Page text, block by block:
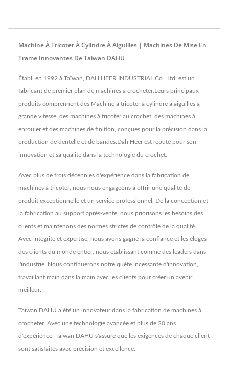
Machine À Tricoter À Cylindre À Aiguilles | Machines De Mise En
Trame Innovantes De Taiwan DAHU
Établi en 1992 à Taïwan, DAH HEER INDUSTRIAL Co., Ltd. est un
fabricant de premier plan de machines à crocheter.Leurs principaux
produits comprennent des Machine à tricoter à cylindre à aiguilles à
grande vitesse, des machines à tricoter au crochet, des machines à
enrouler et des machines de finition, conçues pour la précision dans la
production de dentelle et de bandes.Dah Heer est réputé pour son
innovation et sa qualité dans la technologie du crochet.
Avec plus de trois décennies d'expérience dans la fabrication de
machines à tricoter, nous nous engageons à offrir une qualité de
produit exceptionnelle et un service professionnel. De la conception et
la fabrication au support après-vente, nous priorisons les besoins des
clients et maintenons des normes strictes de contrôle de la qualité.
Avec intégrité et expertise, nous avons gagné la confiance et les éloges
des clients du monde entier, nous établissant comme des leaders dans
l'industrie. Nous continuerons notre quête incessante d'innovation,
travaillant main dans la main avec les clients pour créer un avenir
meilleur.
Taiwan DAHU a été un innovateur dans la fabrication de machines à
crocheter. Avec une technologie avancée et plus de 20 ans
d'expérience, Taiwan DAHU s'assure que les exigences de chaque client
sont satisfaites avec précision et excellence.